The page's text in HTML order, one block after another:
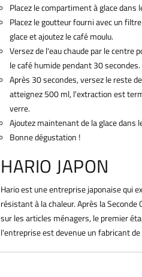
Placez le compartiment à glace dans
Placez le goutteur fourni avec un
glace et ajoutez le café moulu.
Versez de l'eau chaude par le centre
le café humide pendant 30 secondes.
Après 30 secondes, versez le reste
atteignez 500 ml, l'extraction est
verre.
Ajoutez maintenant de la glace dans
Bonne dégustation !
HARIO JAPON
Hario est une entreprise japonaise qui
résistant à la chaleur. Après la
sur les articles ménagers, le premier
l'entreprise est devenue un fabricant